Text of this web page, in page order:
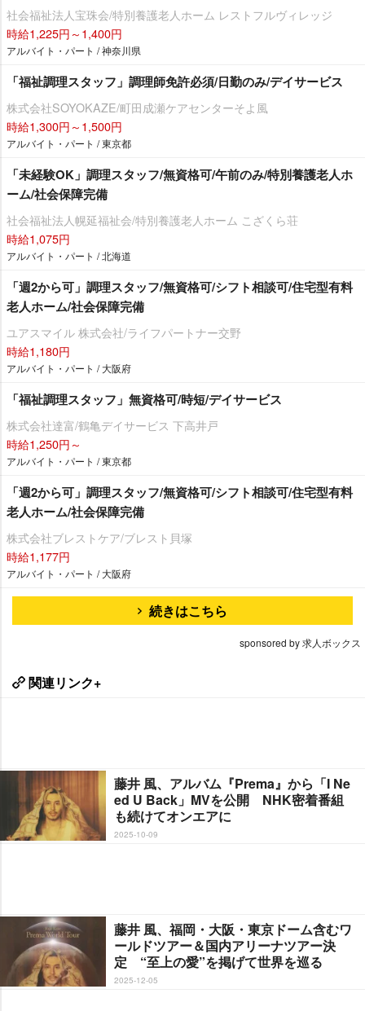
社会福祉法人宝珠会/特別養護老人ホーム レストフルヴィレッジ
時給1,225円～1,400円
アルバイト・パート / 神奈川県
「福祉調理スタッフ」調理師免許必須/日勤のみ/デイサービス
株式会社SOYOKAZE/町田成瀬ケアセンターそよ風
時給1,300円～1,500円
アルバイト・パート / 東京都
「未経験OK」調理スタッフ/無資格可/午前のみ/特別養護老人ホ
ーム/社会保障完備
社会福祉法人幌延福祉会/特別養護老人ホーム こざくら荘
時給1,075円
アルバイト・パート / 北海道
「週2から可」調理スタッフ/無資格可/シフト相談可/住宅型有料
老人ホーム/社会保障完備
ユアスマイル 株式会社/ライフパートナー交野
時給1,180円
アルバイト・パート / 大阪府
「福祉調理スタッフ」無資格可/時短/デイサービス
株式会社達富/鶴亀デイサービス 下高井戸
時給1,250円～
アルバイト・パート / 東京都
「週2から可」調理スタッフ/無資格可/シフト相談可/住宅型有料
老人ホーム/社会保障完備
株式会社ブレストケア/ブレスト貝塚
時給1,177円
アルバイト・パート / 大阪府
続きはこちら
sponsored by 求人ボックス
関連リンク+
藤井 風、アルバム『Prema』から「I Ne
ed U Back」MVを公開 NHK密着番組
も続けてオンエアに
2025-10-09
藤井 風、福岡・大阪・東京ドーム含むワ
ールドツアー＆国内アリーナツアー決
定 “至上の愛”を掲げて世界を巡る
2025-12-05